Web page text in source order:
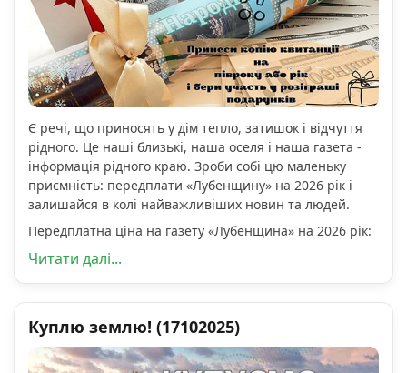
Є речі, що приносять у дім тепло, затишок і відчуття
рідного. Це наші близькі, наша оселя і наша газета -
інформація рідного краю. Зроби собі цю маленьку
приємність: передплати «Лубенщину» на 2026 рік і
залишайся в колі найважливіших новин та людей.
Передплатна ціна на газету «Лубенщина» на 2026 рік:
Читати далі...
Куплю землю! (17102025)